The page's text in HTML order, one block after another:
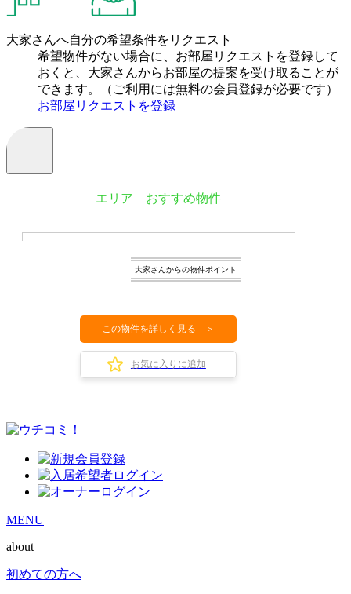
大家さんへ自分の希望条件をリクエスト
希望物件がない場合に、お部屋リクエストを登録して
おくと、大家さんからお部屋の提案を受け取ることが
できます。（ご利用には無料の会員登録が必要です）
お部屋リクエストを登録
エリア おすすめ物件
大家さんからの物件ポイント
この物件を詳しく見る ＞
お気に入りに追加
MENU
about
初めての方へ